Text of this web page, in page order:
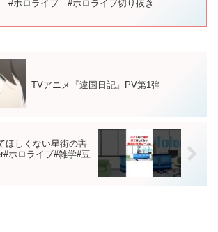
ホロライブ #ホロライブ切り抜き
TVアニメ『違国日記』PV第1弾
ほしくない星街の害
ホロライブ#雑学#豆